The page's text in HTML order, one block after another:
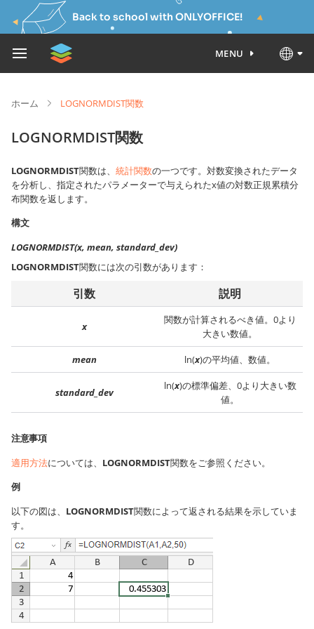
Back to school with ONLYOFFICE!
MENU
ホーム LOGNORMDIST関数
LOGNORMDIST関数
LOGNORMDIST関数は、 統計関数の一つです。対数変換されたデータ
を分析し、指定されたパラメーターで与えられたx値の対数正規累積分
布関数を返します。
構文
LOGNORMDIST(x, mean, standard_dev)
LOGNORMDIST関数には次の引数があります：
引数 説明
x
関数が計算されるべき値。0より
大きい数値。
mean ln(x)の平均値、数値。
standard_dev
ln(x)の標準偏差、0より大きい数
値。
注意事項
適用方法については、 LOGNORMDIST関数をご参照ください。
例
以下の図は、 LOGNORMDIST関数によって返される結果を示していま
す。